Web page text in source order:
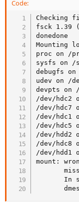
Code:
Checking
fsck 1.39
donedone
Mounting
proc on /
sysfs on /
debugfs
udev on /
devpts on
/dev/hdc2
/dev/hdc7
/dev/hdc1
/dev/hdc5
/dev/hdd2
/dev/hdc8
/dev/hdd1
mount:
In